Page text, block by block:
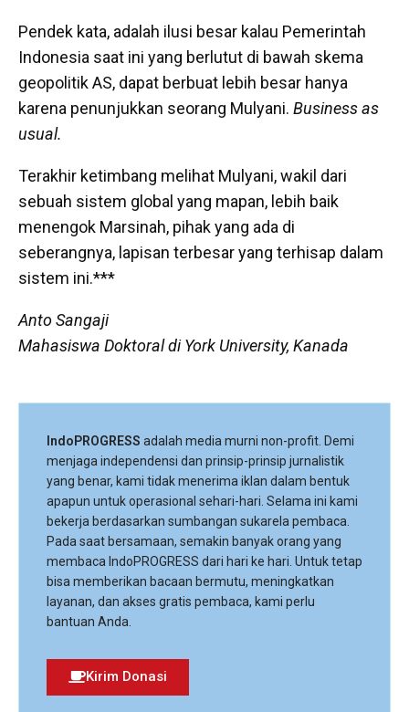
Pendek kata, adalah ilusi besar kalau Pemerintah
Indonesia saat ini yang berlutut di bawah skema
geopolitik AS, dapat berbuat lebih besar hanya
karena penunjukkan seorang Mulyani. Business as
usual.
Terakhir ketimbang melihat Mulyani, wakil dari
sebuah sistem global yang mapan, lebih baik
menengok Marsinah, pihak yang ada di
seberangnya, lapisan terbesar yang terhisap dalam
sistem ini.***
Anto Sangaji
Mahasiswa Doktoral di York University, Kanada
IndoPROGRESS adalah media murni non-profit. Demi
menjaga independensi dan prinsip-prinsip jurnalistik
yang benar, kami tidak menerima iklan dalam bentuk
apapun untuk operasional sehari-hari. Selama ini kami
bekerja berdasarkan sumbangan sukarela pembaca.
Pada saat bersamaan, semakin banyak orang yang
membaca IndoPROGRESS dari hari ke hari. Untuk tetap
bisa memberikan bacaan bermutu, meningkatkan
layanan, dan akses gratis pembaca, kami perlu
bantuan Anda.
Kirim Donasi